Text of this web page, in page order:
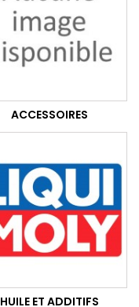
ACCESSOIRES
HUILE ET ADDITIFS